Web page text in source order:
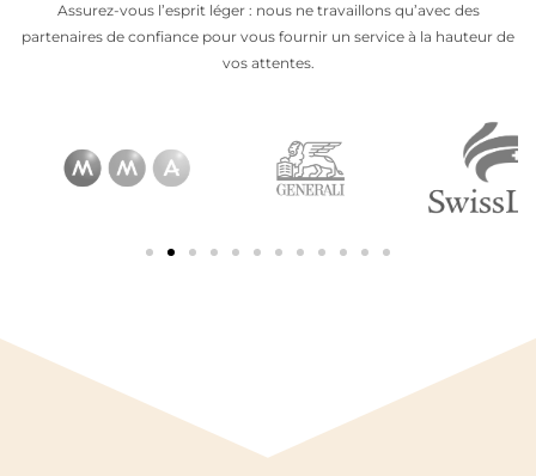
Assurez-vous l’esprit léger : nous ne travaillons qu’avec des
partenaires de confiance pour vous fournir un service à la hauteur de
vos attentes.